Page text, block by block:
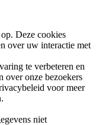
Deze cookies
over uw interactie met
te verbeteren en
over onze bezoekers
voor meer
niet